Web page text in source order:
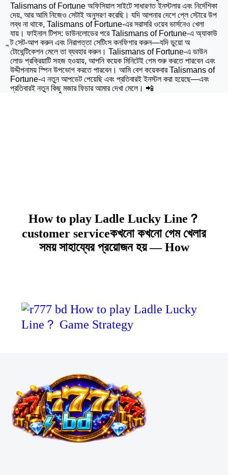
Talismans of Fortune অফিসিয়াল সাইটে সাধারণত ইনস্টলার এবং নির্দেশিকা
দেয়, আর আমি নিজেও সেটাই অনুসরণ করেছি। যদি আপনার দেশে প্লে স্টোরে উপ
লব্ধ না থাকে, Talismans of Fortune-এর সরাসরি ওয়েব ভার্সনেও খেলা
যায়। ফাইনাল টিপস: ডাউনলোডের পরে Talismans of Fortune-এ অ্যাকাউ
ন্ট সেট-আপ করুন এবং নিরাপত্তা সেটিংস কনফিগার করুন—যদি ডুয়ো অ
টোথেন্টিকেশন মেলে তা ব্যবহার করুন। Talismans of Fortune-এ ডাউন
লোড প্রক্রিয়াটি সহজ হওয়ায়, আপনি কয়েক মিনিটেই গেম শুরু করতে পারবেন এবং
উদ্দীপনাময় স্পিন উপভোগ করতে পারবেন। আমি বেশ কয়েকবার Talismans of
Fortune-এ নতুন আপডেট পেয়েছি এবং প্রতিবারই ইনস্টল করা হয়েছে—এবং
প্রতিবারই নতুন কিছু মজার ফিচার আমার দেখা মেলে। 📲
How to play Ladle Lucky Line？
customer serviceকখনো কখনো গেম খেলার
সময় সাহায্যের প্রয়োজন হয় — How